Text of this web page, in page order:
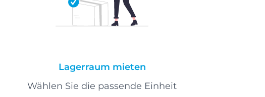
Lagerraum mieten
Wählen Sie die passende Einheit